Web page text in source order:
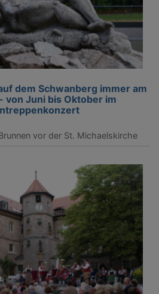
dem Schwanberg immer am
von Juni bis Oktober im
vor der St. Michaelskirche